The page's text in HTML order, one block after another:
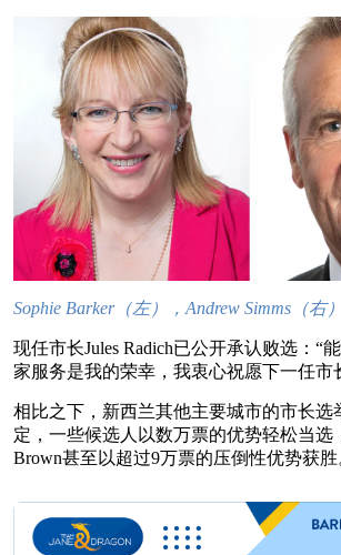
Sophie Barker（左），Andrew Simms（右）
现任市长Jules Radich已公开承认败选：“
家服务是我的荣幸，我衷心祝愿下一任市
相比之下，新西兰其他主要城市的市长选
定，一些候选人以数万票的优势轻松当选
Brown甚至以超过9万票的压倒性优势获胜